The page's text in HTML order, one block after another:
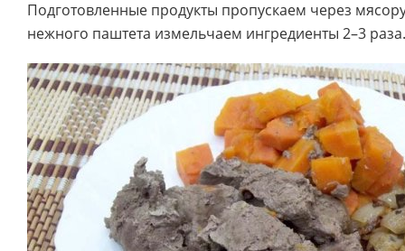
Подготовленные продукты пропускаем через
нежного паштета измельчаем ингредиенты 2–3 раза.